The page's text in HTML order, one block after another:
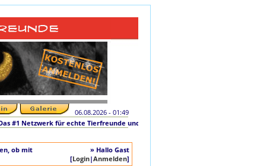
06.08.2026 - 01:49
#1 Netzwerk für echte Tierfreunde und tierliebe Singles +++ Die originale
ob mit
» Hallo Gast
[Login|Anmelden]